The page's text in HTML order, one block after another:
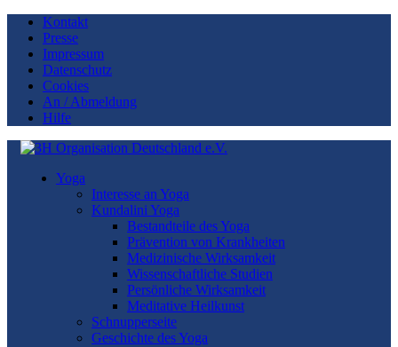
Kontakt
Presse
Impressum
Datenschutz
Cookies
An / Abmeldung
Hilfe
Yoga
Interesse an Yoga
Kundalini Yoga
Bestandteile des Yoga
Prävention von Krankheiten
Medizinische Wirksamkeit
Wissenschaftliche Studien
Persönliche Wirksamkeit
Meditative Heilkunst
Schnupperseite
Geschichte des Yoga